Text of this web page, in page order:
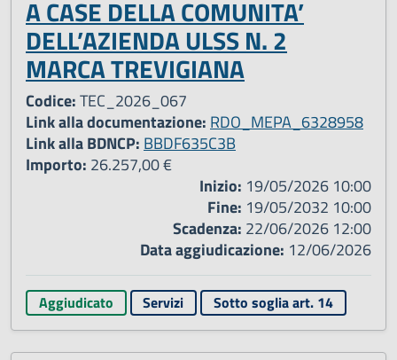
A CASE DELLA COMUNITA’
DELL’AZIENDA ULSS N. 2
MARCA TREVIGIANA
Codice:TEC_2026_067
Link alla documentazione: RDO_MEPA_6328958
Link alla BDNCP: BBDF635C3B
Importo: 26.257,00 €
Inizio: 19/05/2026 10:00
Fine: 19/05/2032 10:00
Scadenza: 22/06/2026 12:00
Data aggiudicazione: 12/06/2026
Aggiudicato Servizi Sotto soglia art. 14